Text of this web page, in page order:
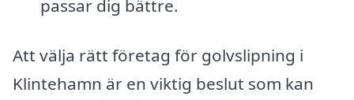
passar dig bättre.
Att välja rätt företag för golvslipning i
Klintehamn är en viktig beslut som kan